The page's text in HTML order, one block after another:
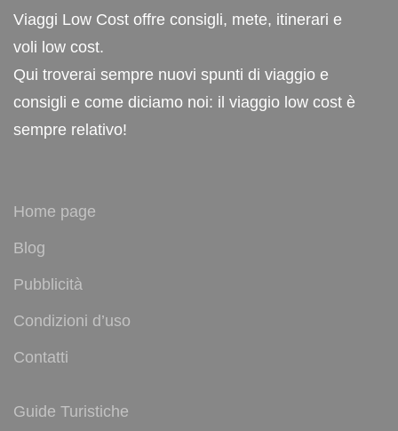
Viaggi Low Cost offre consigli, mete, itinerari e
voli low cost.
Qui troverai sempre nuovi spunti di viaggio e
consigli e come diciamo noi: il viaggio low cost è
sempre relativo!
Home page
Blog
Pubblicità
Condizioni d’uso
Contatti
Guide Turistiche